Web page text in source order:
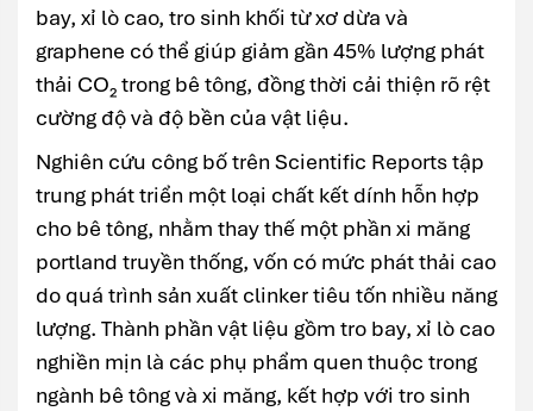
bay, xỉ lò cao, tro sinh khối từ xơ dừa và
graphene có thể giúp giảm gần 45% lượng phát
thải CO₂ trong bê tông, đồng thời cải thiện rõ rệt
cường độ và độ bền của vật liệu.
Nghiên cứu công bố trên Scientific Reportstập
trung phát triển một loại chất kết dính hỗn hợp
cho bê tông, nhằm thay thế một phần xi măng
portland truyền thống, vốn có mức phát thải cao
do quá trình sản xuất clinker tiêu tốn nhiều năng
lượng. Thành phần vật liệu gồm tro bay, xỉ lò cao
nghiền mịn là các phụ phẩm quen thuộc trong
ngành bê tông và xi măng, kết hợp với tro sinh